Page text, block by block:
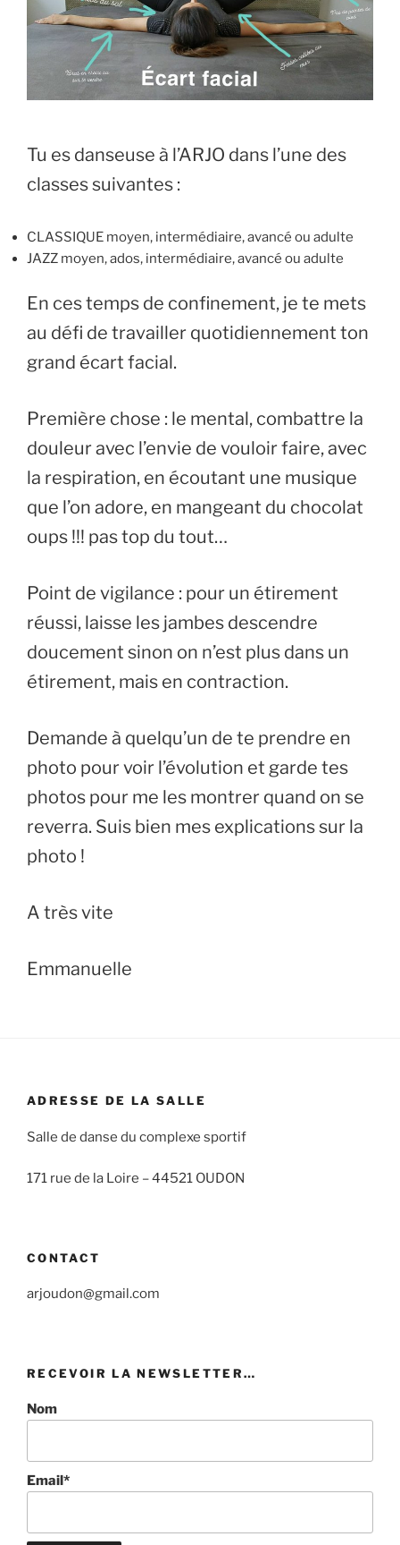
Tu es danseuse à l’ARJO dans l’une des
classes suivantes :
CLASSIQUE moyen, intermédiaire, avancé ou adulte
JAZZ moyen, ados, intermédiaire, avancé ou adulte
En ces temps de confinement, je te mets
au défi de travailler quotidiennement ton
grand écart facial.
Première chose : le mental, combattre la
douleur avec l’envie de vouloir faire, avec
la respiration, en écoutant une musique
que l’on adore, en mangeant du chocolat
oups !!! pas top du tout…
Point de vigilance : pour un étirement
réussi, laisse les jambes descendre
doucement sinon on n’est plus dans un
étirement, mais en contraction.
Demande à quelqu’un de te prendre en
photo pour voir l’évolution et garde tes
photos pour me les montrer quand on se
reverra. Suis bien mes explications sur la
photo !
A très vite
Emmanuelle
ADRESSE DE LA SALLE
Salle de danse du complexe sportif
171 rue de la Loire –44521 OUDON
CONTACT
arjoudon@gmail.com
RECEVOIR LA NEWSLETTER…
Nom
Email*